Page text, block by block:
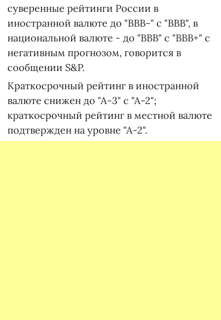
суверенные рейтинги России в
иностранной валюте до "ВВВ-" с "ВВВ", в
национальной валюте - до "ВВВ" с "ВВВ+" с
негативным прогнозом, говорится в
сообщении S&P.
Краткосрочный рейтинг в иностранной
валюте снижен до "А-3" с "А-2";
краткосрочный рейтинг в местной валюте
подтвержден на уровне "А-2".